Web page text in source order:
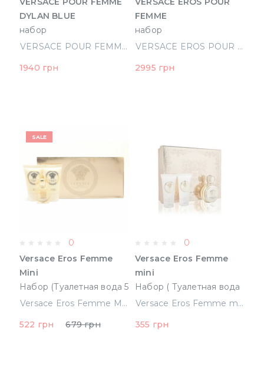
DYLAN BLUE
набор
(парфюмированная вода
для душа 50 ml)
VERSACE POUR FEMME DYLAN BLUE набор (парфюмированная вода 50 ml+b/l 50 ml + гель для душа 50 ml) (8011003850464)
1940 грн
FEMME
набор
(парфюмированная вода
+парфюмированная
VERSACE EROS POUR FEMME набор (парфюмированная вода 100 ml +парфюмированная вода 10 ml + косметичка) (8011003851713)
2995 грн
SALE
0
Versace Eros Femme
Mini
Набор (Туалетная вода 5
ml, 25 Гель для душа, 25
(8011003823574)
Versace Eros Femme Mini Набор (Туалетная вода 5 ml, 25 Гель для душа, 25 Лосьон для тела) (8011003823574)
522 грн
679 грн
0
Versace Eros Femme
mini
Набор ( Туалетная вода
5ml+25 Гель для душа+25
(8011003834808)
Versace Eros Femme mini Набор ( Туалетная вода 5ml+25 Гель для душа+25 Лосьон для тела) (8011003834808)
355 грн